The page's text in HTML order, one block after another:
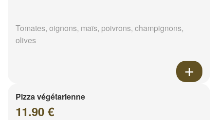
Tomates, oignons, maïs, poivrons, champignons,
olives
Pizza végétarienne
11.90 €